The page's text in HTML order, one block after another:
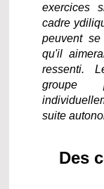
exercices
cadre
peuvent
qu'il
ressenti.
groupe
suite
Des